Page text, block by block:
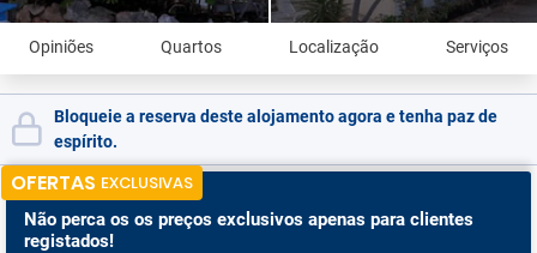
Opiniões Quartos Localização Serviços
Bloqueie a reserva deste alojamento agora e tenha paz de
espírito.
OFERTAS EXCLUSIVAS
Não perca os os preços exclusivos apenas para clientes
registados!